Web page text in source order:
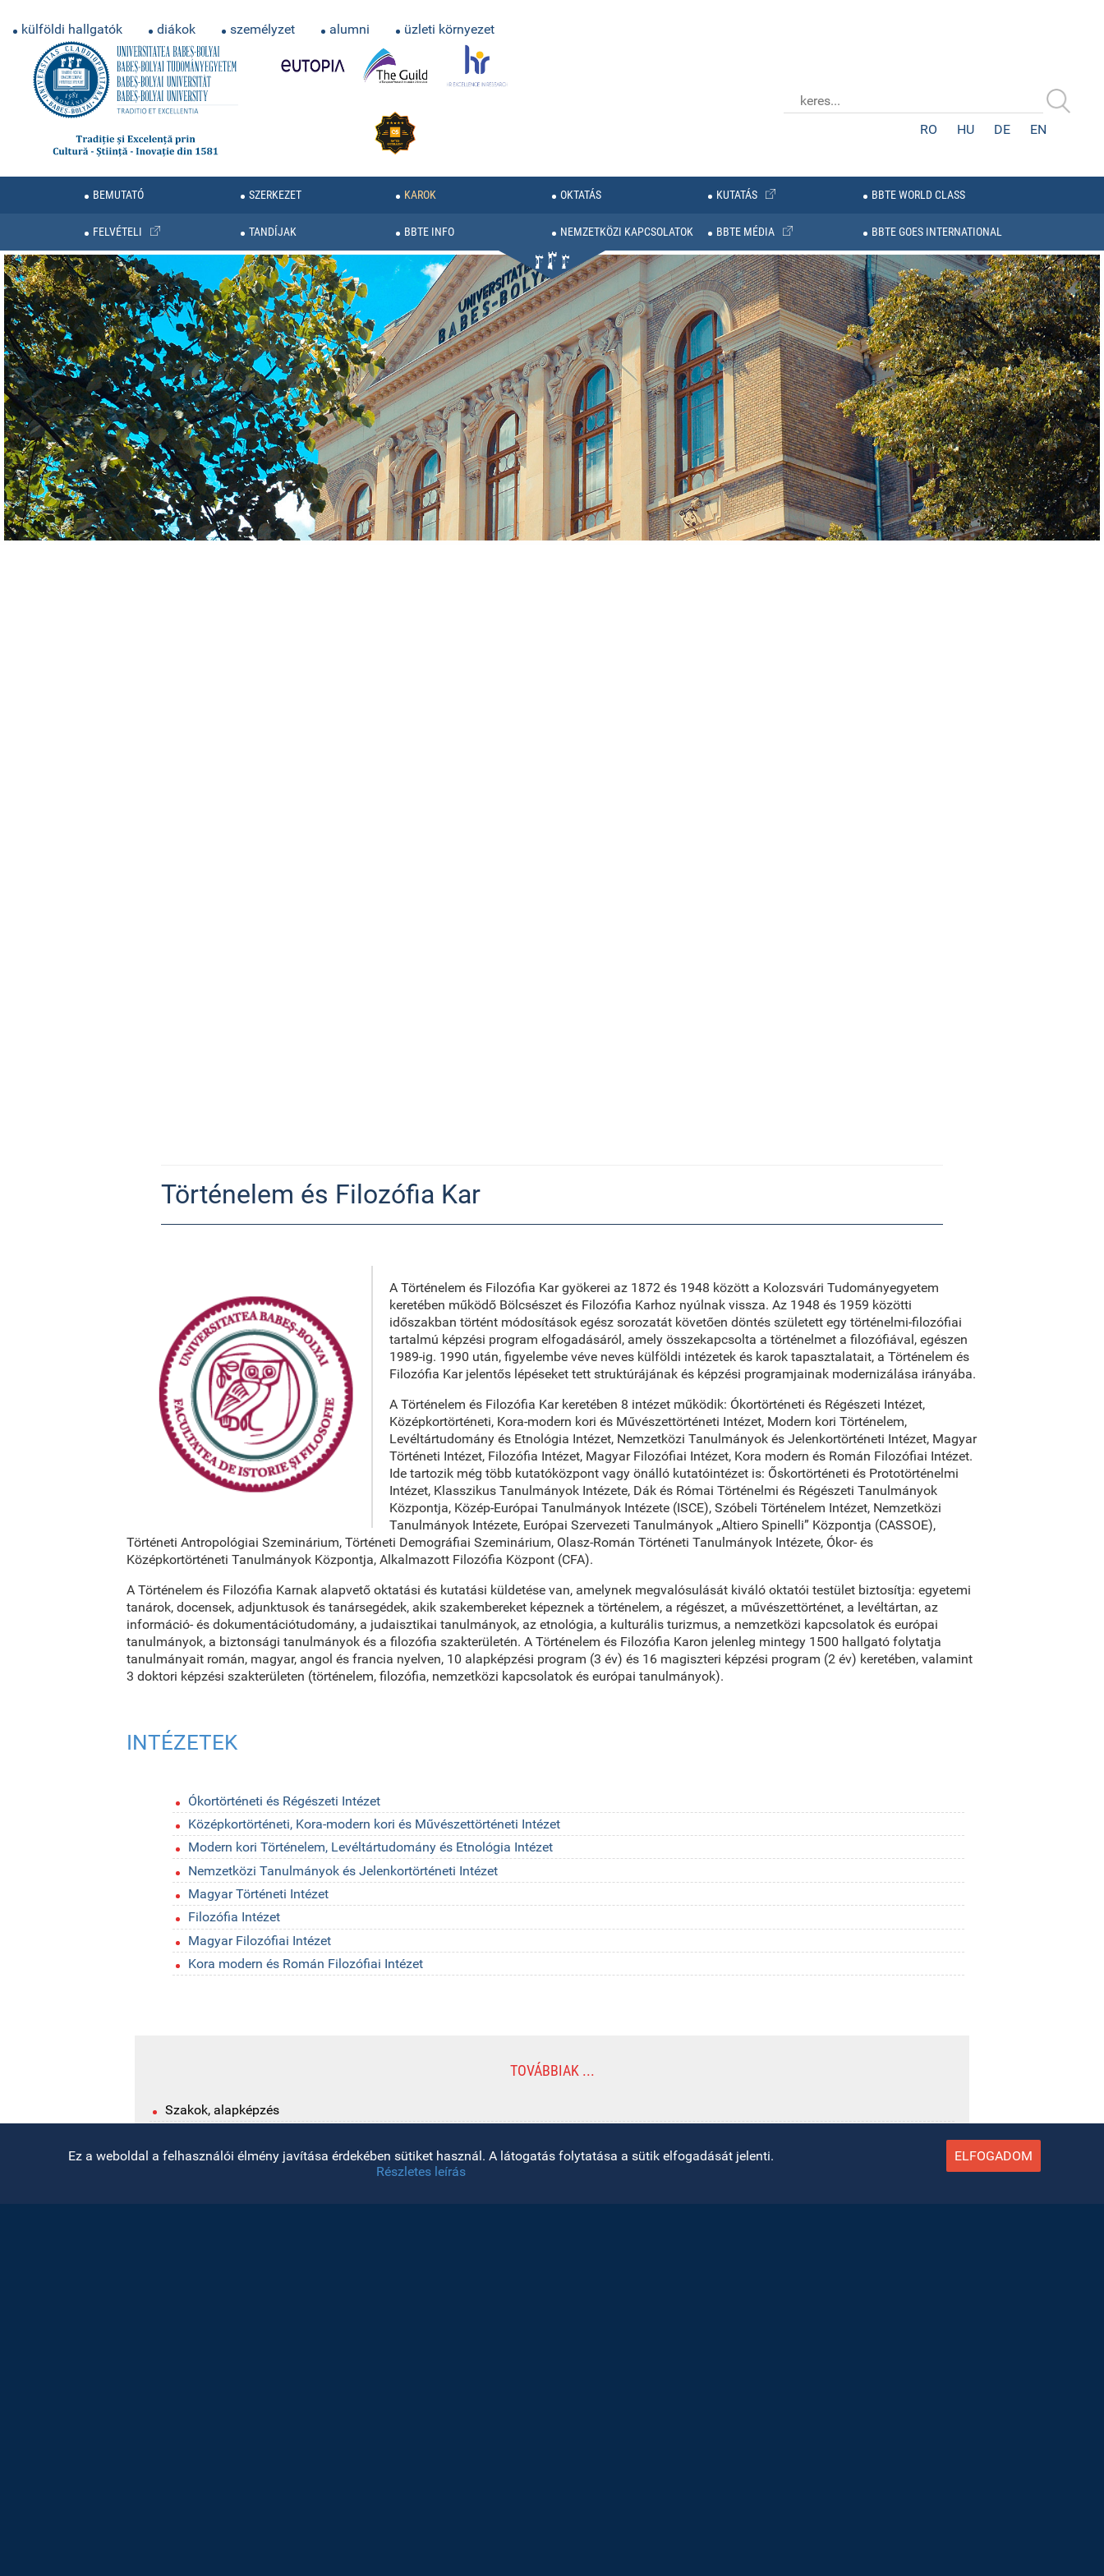
Nyisd meg az eszköztárat
Ez a weboldal a felhasználói élmény javítása érdekében sütiket használ. A látogatás folytatása a sütik elfogadását jelenti.
Részletes leírás
ELFOGADOM
külföldi hallgatók diákok személyzet alumni üzleti környezet
RO HU DE EN
BEMUTATÓ SZERKEZET KAROK OKTATÁS KUTATÁS BBTE WORLD CLASS
FELVÉTELI TANDÍJAK BBTE INFO NEMZETKÖZI KAPCSOLATOK BBTE MÉDIA BBTE GOES INTERNATIONAL
Történelem és Filozófia Kar
A Történelem és Filozófia Kar gyökerei az 1872 és 1948 között a Kolozsvári Tudományegyetem
keretében működő Bölcsészet és Filozófia Karhoz nyúlnak vissza. Az 1948 és 1959 közötti
időszakban történt módosítások egész sorozatát követően döntés született egy történelmi-filozófiai
tartalmú képzési program elfogadásáról, amely összekapcsolta a történelmet a filozófiával, egészen
1989-ig. 1990 után, figyelembe véve neves külföldi intézetek és karok tapasztalatait, a Történelem és
Filozófia Kar jelentős lépéseket tett struktúrájának és képzési programjainak modernizálása irányába.
A Történelem és Filozófia Kar keretében 8 intézet működik: Ókortörténeti és Régészeti Intézet,
Középkortörténeti, Kora-modern kori és Művészettörténeti Intézet, Modern kori Történelem,
Levéltártudomány és Etnológia Intézet, Nemzetközi Tanulmányok és Jelenkortörténeti Intézet, Magyar
Történeti Intézet, Filozófia Intézet, Magyar Filozófiai Intézet, Kora modern és Román Filozófiai Intézet.
Ide tartozik még több kutatóközpont vagy önálló kutatóintézet is: Őskortörténeti és Prototörténelmi
Intézet, Klasszikus Tanulmányok Intézete, Dák és Római Történelmi és Régészeti Tanulmányok
Központja, Közép-Európai Tanulmányok Intézete (ISCE), Szóbeli Történelem Intézet, Nemzetközi
Tanulmányok Intézete, Európai Szervezeti Tanulmányok „Altiero Spinelli” Központja (CASSOE),
Történeti Antropológiai Szeminárium, Történeti Demográfiai Szeminárium, Olasz-Román Történeti Tanulmányok Intézete, Ókor- és
Középkortörténeti Tanulmányok Központja, Alkalmazott Filozófia Központ (CFA).
A Történelem és Filozófia Karnak alapvető oktatási és kutatási küldetése van, amelynek megvalósulását kiváló oktatói testület biztosítja: egyetemi
tanárok, docensek, adjunktusok és tanársegédek, akik szakembereket képeznek a történelem, a régészet, a művészettörténet, a levéltártan, az
információ- és dokumentációtudomány, a judaisztikai tanulmányok, az etnológia, a kulturális turizmus, a nemzetközi kapcsolatok és európai
tanulmányok, a biztonsági tanulmányok és a filozófia szakterületén. A Történelem és Filozófia Karon jelenleg mintegy 1500 hallgató folytatja
tanulmányait román, magyar, angol és francia nyelven, 10 alapképzési program (3 év) és 16 magiszteri képzési program (2 év) keretében, valamint
3 doktori képzési szakterületen (történelem, filozófia, nemzetközi kapcsolatok és európai tanulmányok).
INTÉZETEK
Ókortörténeti és Régészeti Intézet
Középkortörténeti, Kora-modern kori és Művészettörténeti Intézet
Modern kori Történelem, Levéltártudomány és Etnológia Intézet
Nemzetközi Tanulmányok és Jelenkortörténeti Intézet
Magyar Történeti Intézet
Filozófia Intézet
Magyar Filozófiai Intézet
Kora modern és Román Filozófiai Intézet
TOVÁBBIAK ...
Szakok, alapképzés